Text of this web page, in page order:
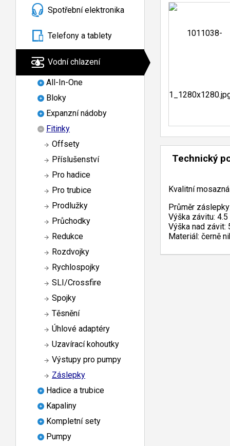
Spotřební elektronika
Telefony a tablety
Vodní chlazení
All-In-One
Bloky
Expanzní nádoby
Fitinky
Offsety
Příslušenství
Pro hadice
Pro trubice
Prodlužky
Průchodky
Redukce
Rozdvojky
Rychlospojky
SLI/Crossfire
Spojky
Těsnění
Úhlové adaptéry
Uzavírací kohoutky
Výstupy pro pumpy
Záslepky
Hadice a trubice
Kapaliny
Kompletní sety
Pumpy
Technický
Kvalitní
Průměr
Výška závitu:
Výška nad závit:
Materiál: černě